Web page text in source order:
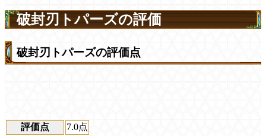
破封刃トパーズの評価
破封刃トパーズの評価点
評価点 7.0点